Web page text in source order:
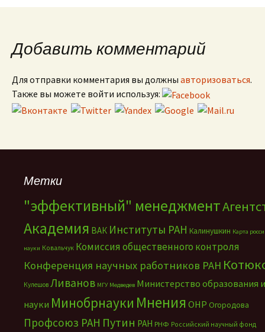
Добавить комментарий
Для отправки комментария вы должны авторизоваться.
Также вы можете войти используя:
Метки
"эффективный" менеджмент
Академия ВАК Институты РАН Калинушкин Карта
науки Ковальчук Комиссия общественного контроля
Конференция научных работников РАН
Кулешов Ливанов МГУ Медведев Министерство образования и
науки Минобрнауки Мнения ОНР Огородова
Профсоюз РАН Путин РАН РНФ Российский научный фонд